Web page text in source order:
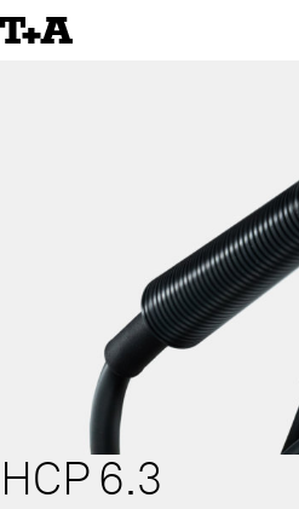
to
HCP 6.3